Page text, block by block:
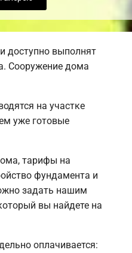
доступно выполнят
Сооружение дома
на участке
уже готовые
тарифы на
фундамента и
задать нашим
вы найдете на
оплачивается: